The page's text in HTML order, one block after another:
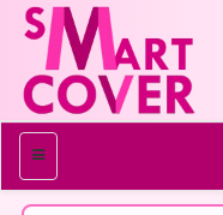
منو